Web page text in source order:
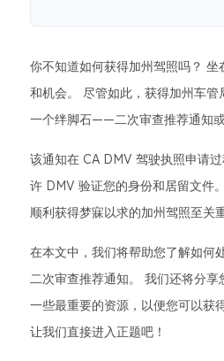
你不知道如何获得加州驾照吗？ 坐
和机会。 尽管如此，获得加州车管
一个绊脚石——二次审查推荐通知或
该通知在 CA DMV 驾驶执照申请
许 DMV 验证您的身份和居留文件
顺利获得梦寐以求的加州驾照至关重
在本文中，我们将帮助您了解如何
二次审查推荐通知。 我们还将分享
一些最重要的资源，以便您可以获
让我们直接进入正题吧！